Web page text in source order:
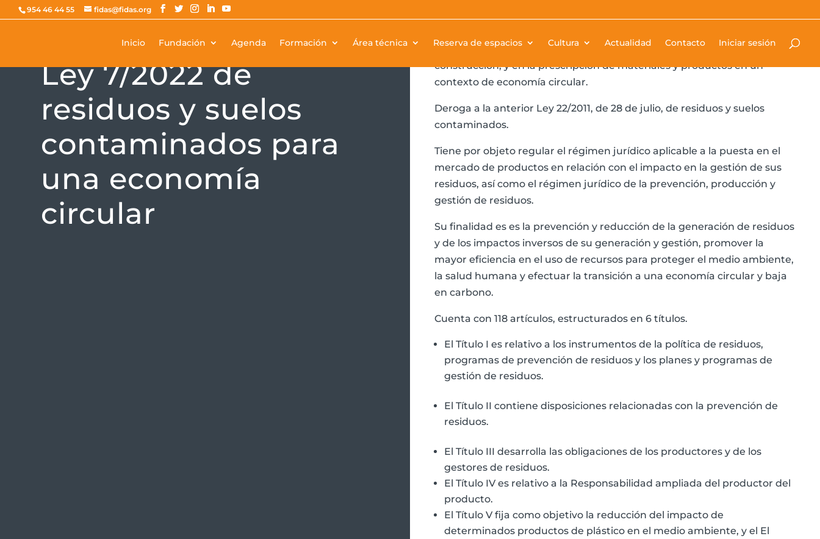
954 46 44 55 fidas@fidas.org
Inicio Fundación Agenda Formación Área técnica Reserva de espacios Cultura Actualidad Contacto Iniciar sesión
Ley 7/2022 de
residuos y suelos
contaminados para
una economía
circular
directamente al sector de la arquitectura en lo referente a residuos de la
construcción, y en la prescripción de materiales y productos en un
contexto de economía circular.
Deroga a la anterior Ley 22/2011, de 28 de julio, de residuos y suelos
contaminados.
Tiene por objeto regular el régimen jurídico aplicable a la puesta en el
mercado de productos en relación con el impacto en la gestión de sus
residuos, así como el régimen jurídico de la prevención, producción y
gestión de residuos.
Su finalidad es es la prevención y reducción de la generación de residuos
y de los impactos inversos de su generación y gestión, promover la
mayor eficiencia en el uso de recursos para proteger el medio ambiente,
la salud humana y efectuar la transición a una economía circular y baja
en carbono.
Cuenta con 118 artículos, estructurados en 6 títulos.
El Título I es relativo a los instrumentos de la política de residuos,
programas de prevención de residuos y los planes y programas de
gestión de residuos.
El Título II contiene disposiciones relacionadas con la prevención de
residuos.
El Título III desarrolla las obligaciones de los productores y de los
gestores de residuos.
El Título IV es relativo a la Responsabilidad ampliada del productor del
producto.
El Título V fija como objetivo la reducción del impacto de
determinados productos de plástico en el medio ambiente, y el El